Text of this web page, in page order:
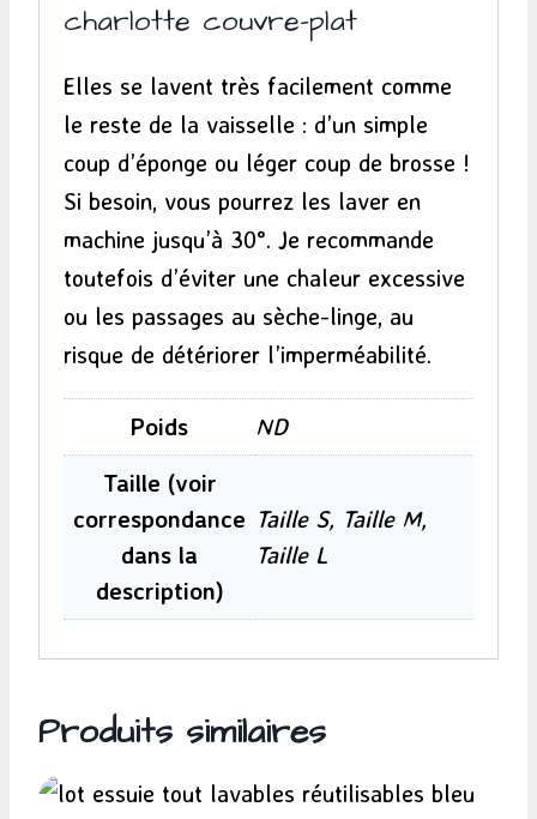
charlotte couvre-plat
Elles se lavent très facilement comme
le reste de la vaisselle : d’un simple
coup d’éponge ou léger coup de brosse !
Si besoin, vous pourrez les laver en
machine jusqu’à 30°. Je recommande
toutefois d’éviter une chaleur excessive
ou les passages au sèche-linge, au
risque de détériorer l’imperméabilité.
Poids
ND
Taille (voir
correspondance
dans la
description)
Taille S, Taille M,
Taille L
Produits similaires